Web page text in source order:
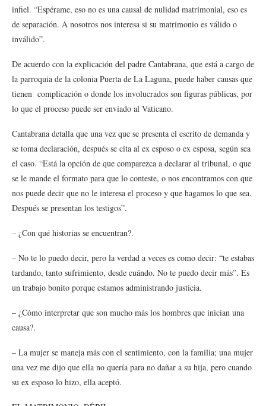
infiel. “Espérame, eso no es una causal de nulidad matrimonial, eso es
de separación. A nosotros nos interesa si su matrimonio es válido o
inválido”.
De acuerdo con la explicación del padre Cantabrana, que está a cargo de
la parroquia de la colonia Puerta de La Laguna, puede haber causas que
tienen complicación o donde los involucrados son figuras públicas, por
lo que el proceso puede ser enviado al Vaticano.
Cantabrana detalla que una vez que se presenta el escrito de demanda y
se toma declaración, después se cita al ex esposo o ex esposa, según sea
el caso. “Está la opción de que comparezca a declarar al tribunal, o que
se le mande el formato para que lo conteste, o nos encontramos con que
nos puede decir que no le interesa el proceso y que hagamos lo que sea.
Después se presentan los testigos”.
– ¿Con qué historias se encuentran?.
– No te lo puedo decir, pero la verdad a veces es como decir: “te estabas
tardando, tanto sufrimiento, desde cuándo. No te puedo decir más”. Es
un trabajo bonito porque estamos administrando justicia.
– ¿Cómo interpretar que son mucho más los hombres que inician una
causa?.
– La mujer se maneja más con el sentimiento, con la familia; una mujer
una vez me dijo que ella no quería para no dañar a su hija, pero cuando
su ex esposo lo hizo, ella aceptó.